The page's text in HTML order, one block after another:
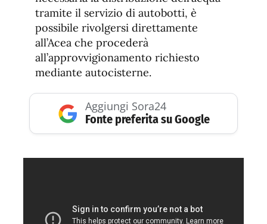
tramite il servizio di autobotti, è
possibile rivolgersi direttamente
all’Acea che procederà
all’approvvigionamento richiesto
mediante autocisterne.
Aggiungi Sora24
Fonte preferita su Google